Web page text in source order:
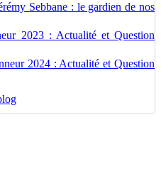
Sebbane : le gardien de nos
2023 : Actualité et Question
2024 : Actualité et Question